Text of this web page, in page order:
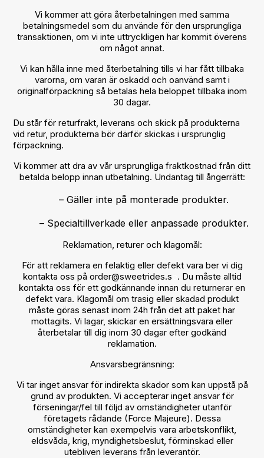
Vi kommer att göra återbetalningen med samma
betalningsmedel som du använde för den ursprungliga
transaktionen, om vi inte uttryckligen har kommit överens
om något annat.
Vi kan hålla inne med återbetalning tills vi har fått tillbaka
varorna, om varan är oskadd och oanvänd samt i
originalförpackning så betalas hela beloppet tillbaka inom
30 dagar.
Du står för returfrakt, leverans och skick på produkterna
vid retur, produkterna bör därför skickas i ursprunglig
förpackning.
Vi kommer att dra av vår ursprungliga fraktkostnad från ditt
betalda belopp innan utbetalning. Undantag till ångerrätt:
– Gäller inte på monterade produkter.
– Specialtillverkade eller anpassade produkter.
Reklamation, returer och klagomål:
För att reklamera en felaktig eller defekt vara ber vi dig
kontakta oss på order@sweetrides.s
. Du måste alltid
kontakta oss för ett godkännande innan du returnerar en
defekt vara. Klagomål om trasig eller skadad produkt
måste göras senast inom 24h från det att paket har
mottagits. Vi lagar, skickar en ersättningsvara eller
återbetalar till dig inom 30 dagar efter godkänd
reklamation.
Ansvarsbegränsning:
Vi tar inget ansvar för indirekta skador som kan uppstå på
grund av produkten. Vi accepterar inget ansvar för
förseningar/fel till följd av omständigheter utanför
företagets rådande (Force Majeure). Dessa
omständigheter kan exempelvis vara arbetskonflikt,
eldsvåda, krig, myndighetsbeslut, förminskad eller
utebliven leverans från leverantör.